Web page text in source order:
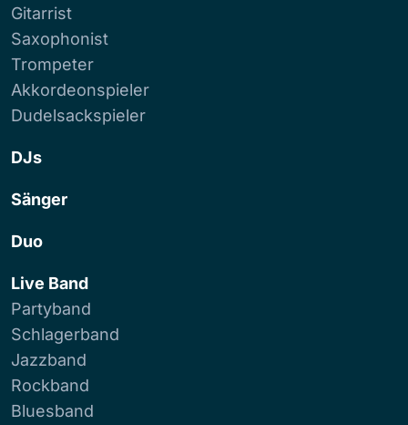
Gitarrist
Saxophonist
Trompeter
Akkordeonspieler
Dudelsackspieler
DJs
Sänger
Duo
Live Band
Partyband
Schlagerband
Jazzband
Rockband
Bluesband